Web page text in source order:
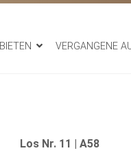
BIETEN VERGANGENE
Los Nr. 11 | A58